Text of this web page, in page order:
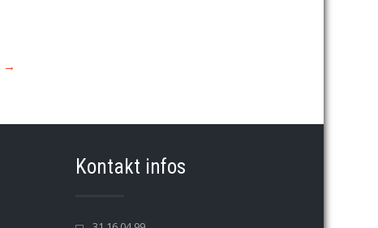
→
Kontakt infos